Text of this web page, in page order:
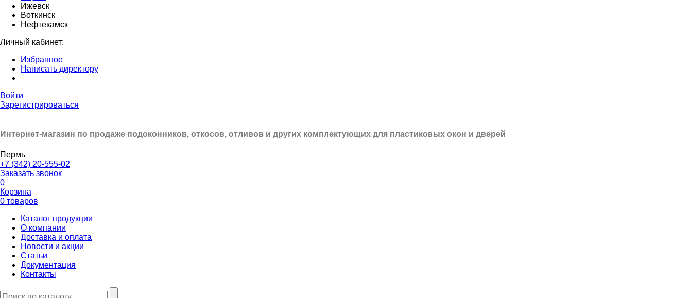
Ижевск
Воткинск
Нефтекамск
Личный кабинет:
Избранное
Написать директору
Войти
Зарегистрироваться
Интернет-магазин по продаже подоконников, откосов, отливов и других комплектующих для пластиковых окон и дверей
Пермь
+7 (342) 20-555-02
Заказать звонок
0
Корзина
0 товаров
Каталог продукции
О компании
Доставка и оплата
Новости и акции
Статьи
Документация
Контакты